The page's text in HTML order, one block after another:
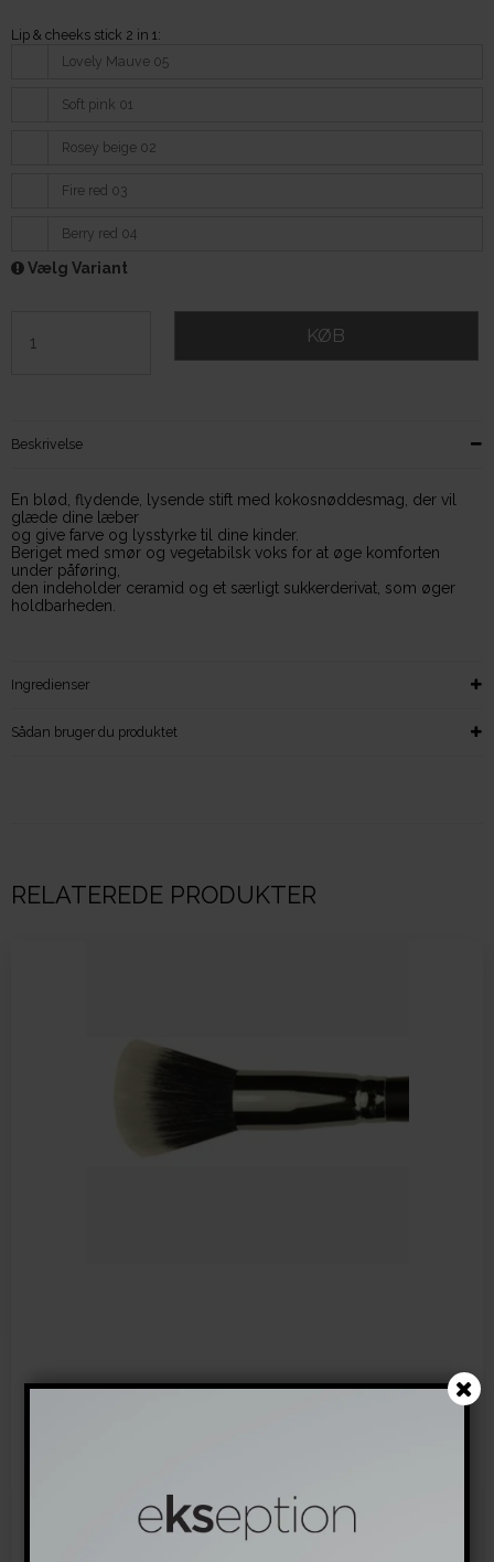
Lip & cheeks stick 2 in 1:
Lovely Mauve 05
Soft pink 01
Rosey beige 02
Fire red 03
Berry red 04
Vælg Variant
KØB
Beskrivelse
En blød, flydende, lysende stift med kokosnøddesmag, der vil
glæde dine læber
og give farve og lysstyrke til dine kinder.
Beriget med smør og vegetabilsk voks for at øge komforten
under påføring,
den indeholder ceramid og et særligt sukkerderivat, som øger
holdbarheden.
Ingredienser
Sådan bruger du produktet
RELATEREDE PRODUKTER
239,00 DKK